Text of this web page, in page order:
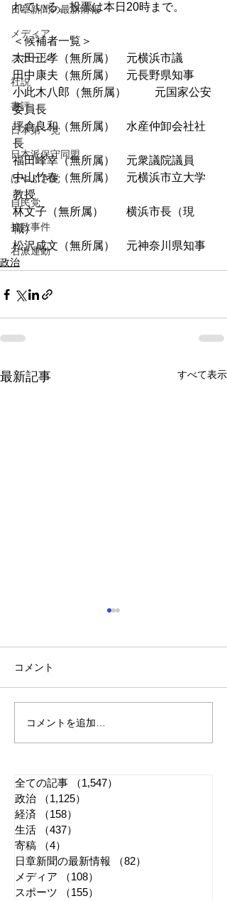
日章新聞の最新情報
メディア
スポーツ
社説
書評
日本第一党
日本派保守同盟
はやぶさ党
自民党
拉致事件
右派運動
れている。投票は本日20時まで。
＜候補者一覧＞
太田正孝（無所属）	元横浜市議
田中康夫（無所属）	元長野県知事
小此木八郎（無所属）	元国家公安
委員長
坪倉良和（無所属）	水産仲卸会社社
長
福田峰幸（無所属）	元衆議院議員
中山竹春（無所属）	元横浜市立大学
教授
林文子（無所属）	横浜市長（現
職）
松沢成文（無所属）	元神奈川県知事
政治
最新記事 すべて表示
れいわ・山本太郎が代表
辞任 日本第一党・桜井
コメント
コメントを追加…
全ての記事 （1,547）
政治
（1,125）
経済
（158）
生活
（437）
寄稿
（4）
日章新聞の最新情報
（82）
メディア
（108）
スポーツ
（155）